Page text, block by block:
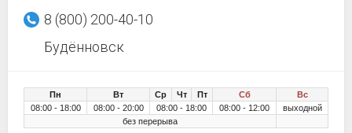
8 (800) 200-40-10
Будённовск
Пн Вт Ср Чт Пт Сб
Вс
08:00 - 18:00
08:00 - 20:00 08:00 - 18:00 08:00 - 12:00
выходной
без перерыва